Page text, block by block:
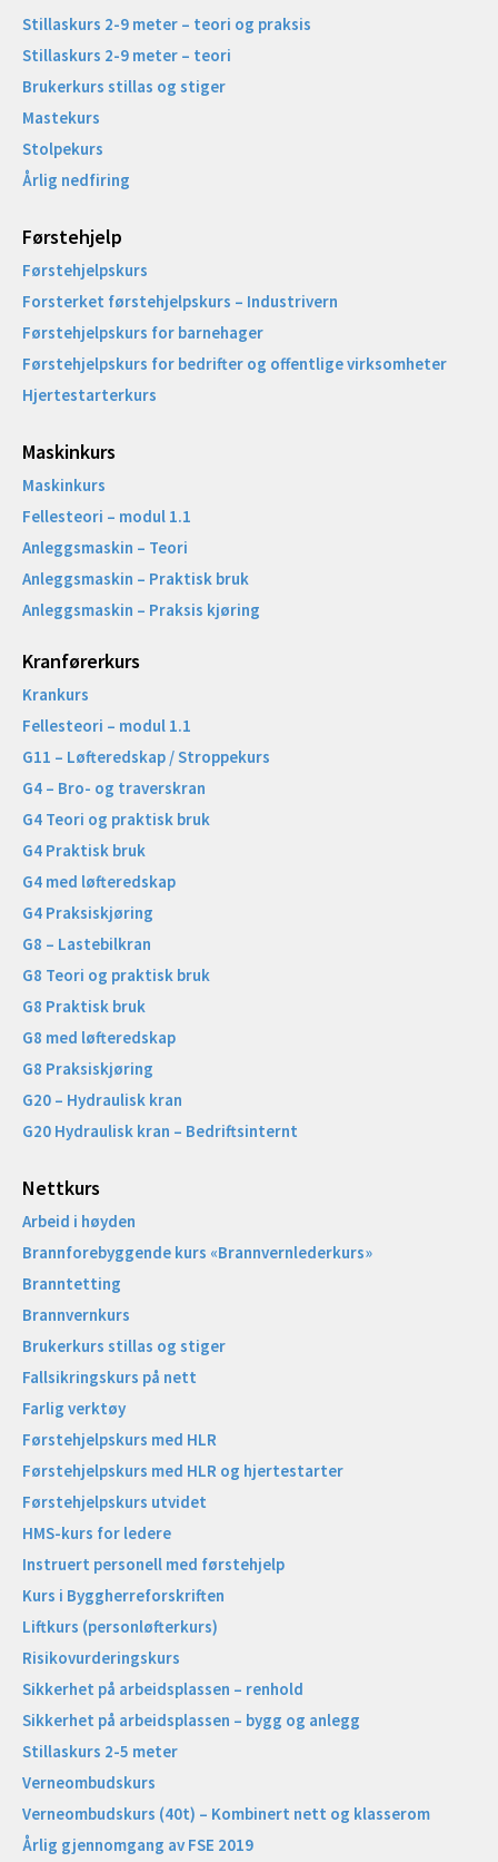
Stillaskurs 2-9 meter – teori og praksis
Stillaskurs 2-9 meter – teori
Brukerkurs stillas og stiger
Mastekurs
Stolpekurs
Årlig nedfiring
Førstehjelp
Førstehjelpskurs
Forsterket førstehjelpskurs – Industrivern
Førstehjelpskurs for barnehager
Førstehjelpskurs for bedrifter og offentlige virksomheter
Hjertestarterkurs
Maskinkurs
Maskinkurs
Fellesteori – modul 1.1
Anleggsmaskin – Teori
Anleggsmaskin – Praktisk bruk
Anleggsmaskin – Praksis kjøring
Kranførerkurs
Krankurs
Fellesteori – modul 1.1
G11 – Løfteredskap / Stroppekurs
G4 – Bro- og traverskran
G4 Teori og praktisk bruk
G4 Praktisk bruk
G4 med løfteredskap
G4 Praksiskjøring
G8 – Lastebilkran
G8 Teori og praktisk bruk
G8 Praktisk bruk
G8 med løfteredskap
G8 Praksiskjøring
G20 – Hydraulisk kran
G20 Hydraulisk kran – Bedriftsinternt
Nettkurs
Arbeid i høyden
Brannforebyggende kurs «Brannvernlederkurs»
Branntetting
Brannvernkurs
Brukerkurs stillas og stiger
Fallsikringskurs på nett
Farlig verktøy
Førstehjelpskurs med HLR
Førstehjelpskurs med HLR og hjertestarter
Førstehjelpskurs utvidet
HMS-kurs for ledere
Instruert personell med førstehjelp
Kurs i Byggherreforskriften
Liftkurs (personløfterkurs)
Risikovurderingskurs
Sikkerhet på arbeidsplassen – renhold
Sikkerhet på arbeidsplassen – bygg og anlegg
Stillaskurs 2-5 meter
Verneombudskurs
Verneombudskurs (40t) – Kombinert nett og klasserom
Årlig gjennomgang av FSE 2019